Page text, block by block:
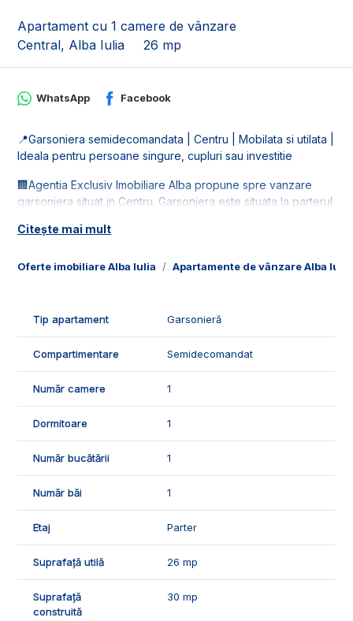
Apartament cu 1 camere de vânzare
Central, Alba Iulia
26 mp
Oferte imobiliare Alba Iulia Apartamente de vânzare Alba Iulia
WhatsApp Facebook
📍Garsoniera semidecomandata | Centru | Mobilata si utilata |
Ideala pentru persoane singure, cupluri sau investitie
🏢Agentia Exclusiv Imobiliare Alba propune spre vanzare
garsoniera situat in Centru. Garsoniera este situata la parterul
mp utili, fiind compus din:
- 1 bucatarie;
- 1 hol.
✅Facilitatile si caracteristicile apartamentului:
- loc de parcare;
- interfon.
🌡️Confortul termic este asigurat de centrala termica proprie,
geamuri termopan, usa metalica.
🛠️Garsoniera se vinde mobilata si utilata, dispune de
- gresie si faianta;
- usi interioare lemn.
🤝Recomandam aceasta proprietate persoanelor singure,
cuplurilor sau investitorilor, datorita pozitiei Centrale.
📞Pentru mai multe detalii sau pentru programarea unei
Citește mai mult
Tip apartament Garsonieră
Compartimentare Semidecomandat
Număr camere 1
Dormitoare 1
Număr bucătării 1
Număr băi 1
Etaj Parter
Suprafață utilă 26 mp
Suprafață
construită
30 mp